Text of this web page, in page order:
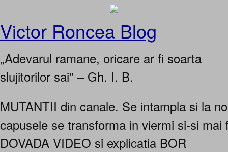
Victor Roncea Blog
„Adevarul ramane, oricare ar fi soarta
slujitorilor sai" – Gh. I. B.
MUTANTII din canale. Se intampla si la
capusele se transforma in viermi si-si mai
DOVADA VIDEO si explicatia BOR